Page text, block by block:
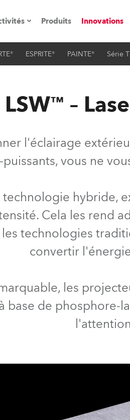
& évènements
On The Road
innovations en vidéo
Lighting
Maritime
Produits Innovations
ESPRITE® PAINTE® Série T
LSW™ –
l'éclairage
vous ne
hybride,
Cela les rend
technologies
convertir
les
base de phosphore-